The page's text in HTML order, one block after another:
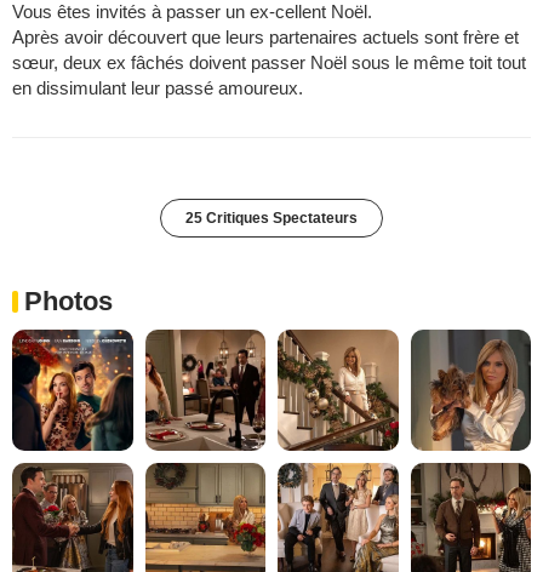
Vous êtes invités à passer un ex-cellent Noël.
Après avoir découvert que leurs partenaires actuels sont frère et
sœur, deux ex fâchés doivent passer Noël sous le même toit tout
en dissimulant leur passé amoureux.
25 Critiques Spectateurs
Photos